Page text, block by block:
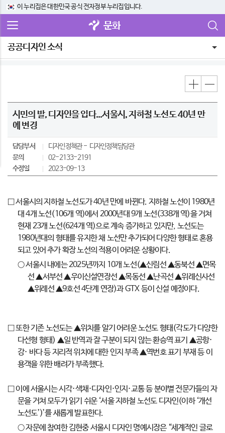
이 누리집은 대한민국 공식 전자정부 누리집입니다.
문화
공공디자인 소식
시민의 발, 디자인을 입다...서울시, 지하철 노선도 40년 만
에 변경
담당부서 디자인정책관
디자인정책담당관
문의
02-2133-2191
수정일
2023-09-13
□ 서울시의 지하철 노선도가 40년 만에 바뀐다. 지하철 노선이 1980년
대 4개 노선(106개 역)에서 2000년대 9개 노선(338개 역)을 거쳐
현재 23개 노선(624개 역)으로 계속 증가하고 있지만, 노선도는
1980년대의 형태를 유지한 채 노선만 추가되어 다양한 형태로 혼용
되고 있어 추가 확장 노선의 적용이 어려운 상황이다.
○ 서울시 내에는 2025년까지 10개 노선(▲신림선 ▲동북선 ▲면목
선 ▲서부선 ▲우이신설연장선 ▲목동선 ▲난곡선 ▲위례신사선
▲위례선 ▲9호선 4단계 연장)과 GTX 등이 신설 예정이다.
□ 또한 기존 노선도는 ▲위치를 알기 어려운 노선도 형태(각도가 다양한
다선형 형태) ▲일 반역과 잘 구분이 되지 않는 환승역 표기 ▲공항·
강· 바다 등 지리적 위치에 대한 인지 부족 ▲역번호 표기 부재 등 이
용객을 위한 배려가 부족했다.
□ 이에 서울시는 시각·색채·디자인·인지·교통 등 분야별 전문가들의 자
문을 거쳐 모두가 읽기 쉬운 ‘서울 지하철 노선도 디자인(이하 ‘개선
노선도’)’를 새롭게 발표한다.
○ 자문에 참여한 김현중 서울시 디자인 명예시장은 “세계적인 글로